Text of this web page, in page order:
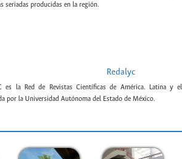
seriadas producidas en la región.
Redalyc
es la Red de Revistas Científicas de América. Latina y
por la Universidad Autónoma del Estado de México.